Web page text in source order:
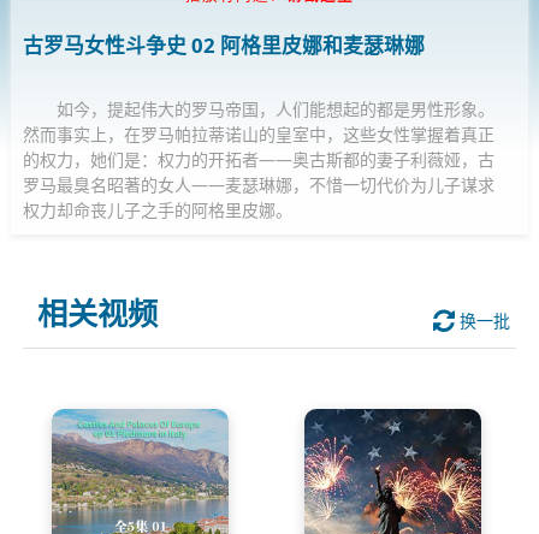
古罗马女性斗争史 02 阿格里皮娜和麦瑟琳娜
如今，提起伟大的罗马帝国，人们能想起的都是男性形象。
然而事实上，在罗马帕拉蒂诺山的皇室中，这些女性掌握着真正
的权力，她们是：权力的开拓者——奥古斯都的妻子利薇娅，古
罗马最臭名昭著的女人——麦瑟琳娜，不惜一切代价为儿子谋求
权力却命丧儿子之手的阿格里皮娜。
相关视频 换一批